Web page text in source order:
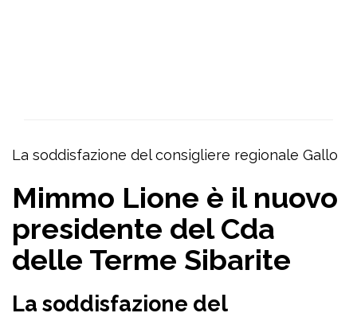
La soddisfazione del consigliere regionale Gallo
Mimmo Lione è il nuovo
presidente del Cda
delle Terme Sibarite
La soddisfazione del